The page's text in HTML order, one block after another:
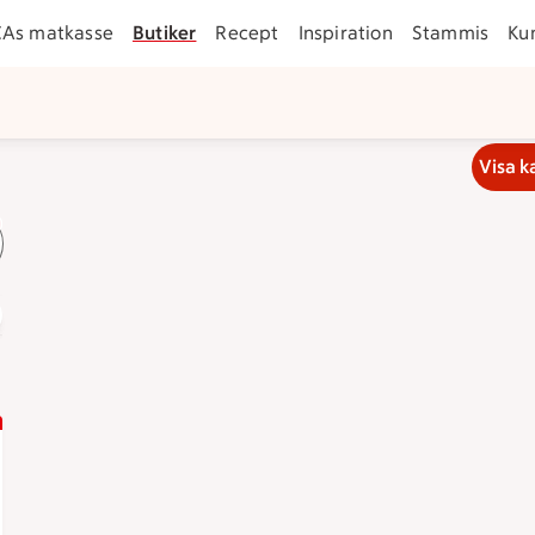
matkasse Butiker Recept Inspiration Stammis
Visa